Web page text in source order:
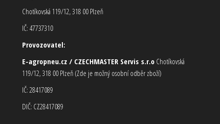
Chotíkovská 119/12, 318 00 Plzeň
IČ: 47737310
Provozovatel:
E-agropneu.cz / CZECHMASTER Servis s.r.o Chotíkovská
119/12, 318 00 Plzeň (Zde je možný osobní odběr zboží)
IČ: 28417089
DIČ: CZ28417089